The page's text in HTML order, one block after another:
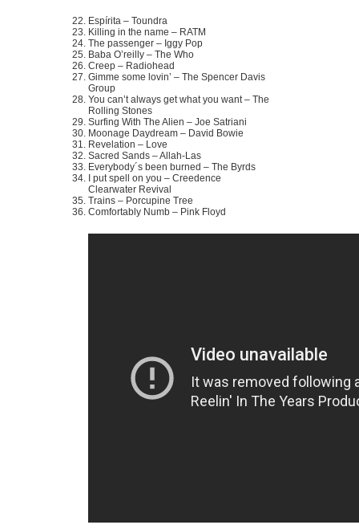
Espírita – Toundra
Killing in the name – RATM
The passenger – Iggy Pop
Baba O’reilly – The Who
Creep – Radiohead
Gimme some lovin’ – The Spencer Davis
Group
You can’t always get what you want – The
Rolling Stones
Surfing With The Alien – Joe Satriani
Moonage Daydream – David Bowie
Revelation – Love
Sacred Sands – Allah-Las
Everybody´s been burned – The Byrds
I put spell on you – Creedence
Clearwater Revival
Trains – Porcupine Tree
Comfortably Numb – Pink Floyd